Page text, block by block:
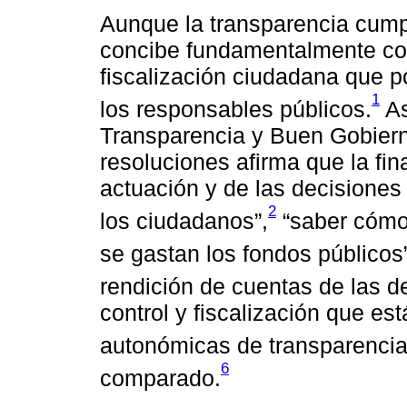
Aunque la transparencia
concibe fundamentalmente
fiscalización ciudadana que
los responsables públicos.1
Transparencia y Buen
resoluciones afirma que la
actuación y de las
los ciudadanos”,2 “saber
se gastan los fondos
rendición de cuentas de las
control y fiscalización que
autonómicas de
comparado.6